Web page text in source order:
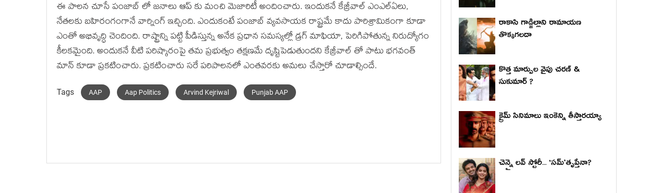
ఈ పాలన చూసే పంజాబ్ లో జనాలు ఆప్ కు మంచి మెజారిటీ అందించారు. ఇందుకనే కేజ్రీవాల్ ఎంఎల్ఏలు,
నేతలకు బహిరంగంగానే వార్నింగ్ ఇచ్చింది. ఎందుకంటే పంజాబ్ వ్యవసాయక రాష్ట్రమే కాదు పారిశ్రామికంగా కూడా
ఎంతో అభివృద్ధి చెందింది. రాష్ట్రాన్ని పట్టి పీడిస్తున్న అనేక ప్రధాన సమస్యల్లో డ్రగ్ మాఫియా, పెరిగిపోతున్న నిరుద్యోగం
కీలకమైంది. అందుకనే వీటి పరిష్కారంపై తమ ప్రభుత్వం తక్షణమే దృష్టిపెడుతుందని కేజ్రీవాల్ తో పాటు భగవంత్
మాన్ కూడా ప్రకటించారు. ప్రకటించారు సరే పరిపాలనలో ఎంతవరకు అమలు చేస్తారో చూడాల్సిందే.
Tags AAP Aap Politics Arvind Kejriwal Punjab AAP
రాకాసి గాడ్జిల్లాని రామాయణ
తొక్కగలదా
కొత్త మార్పుల వైపు చరణ్ &
సుకుమార్ ?
క్రైమ్ సినిమాలు ఇంకెన్ని తీస్తారయ్యా
చెన్నై లవ్ స్టోరీ... ‘సమ్’తృప్తేనా?